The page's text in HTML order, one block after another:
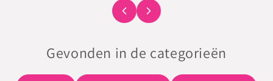
Gevonden in de categorieën